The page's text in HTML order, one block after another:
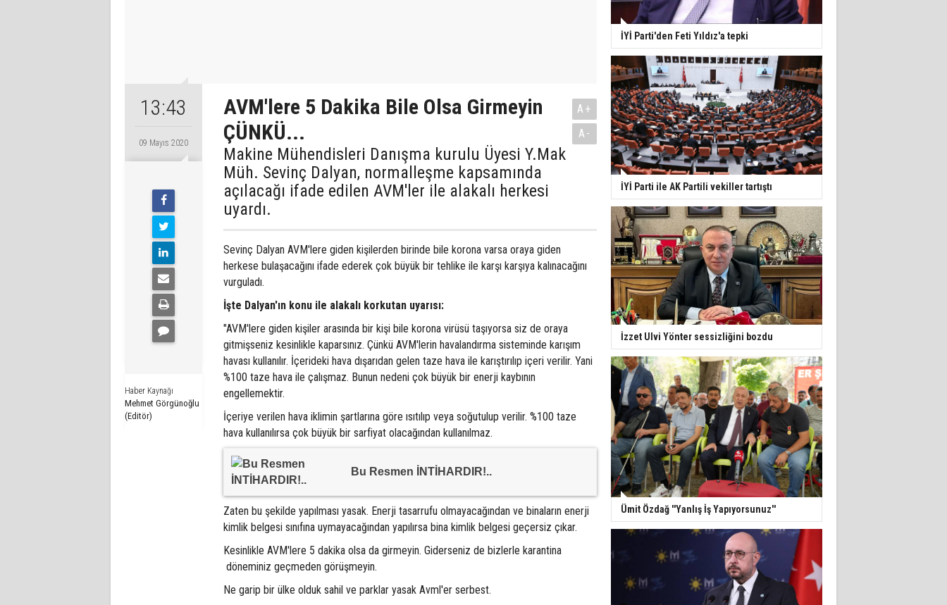
13:43
09 Mayıs 2020
Haber Kaynağı
Mehmet Görgünoğlu
(Editör)
AVM'lere 5 Dakika Bile Olsa Girmeyin
ÇÜNKÜ...
Makine Mühendisleri Danışma kurulu Üyesi Y.Mak
Müh. Sevinç Dalyan, normalleşme kapsamında
açılacağı ifade edilen AVM'ler ile alakalı herkesi
uyardı.
A+
A-
Sevinç Dalyan AVM'lere giden kişilerden birinde bile korona varsa oraya giden
herkese bulaşacağını ifade ederek çok büyük bir tehlike ile karşı karşıya kalınacağını
vurguladı.
İşte Dalyan'ın konu ile alakalı korkutan uyarısı:
"AVM'lere giden kişiler arasında bir kişi bile korona virüsü taşıyorsa siz de oraya
gitmişseniz kesinlikle kaparsınız. Çünkü AVM'lerin havalandırma sisteminde karışım
havası kullanılır. İçerideki hava dışarıdan gelen taze hava ile karıştırılıp içeri verilir. Yani
%100 taze hava ile çalışmaz. Bunun nedeni çok büyük bir enerji kaybının
engellemektir.
İçeriye verilen hava iklimin şartlarına göre ısıtılıp veya soğutulup verilir. %100 taze
hava kullanılırsa çok büyük bir sarfiyat olacağından kullanılmaz.
Bu Resmen İNTİHARDIR!..
Zaten bu şekilde yapılması yasak. Enerji tasarrufu olmayacağından ve binaların enerji
kimlik belgesi sınıfına uymayacağından yapılırsa bina kimlik belgesi geçersiz çıkar.
Kesinlikle AVM'lere 5 dakika olsa da girmeyin. Giderseniz de bizlerle karantina
döneminiz geçmeden görüşmeyin.
Ne garip bir ülke olduk sahil ve parklar yasak Avml'er serbest.
İYİ Parti'den Feti Yıldız'a tepki
İYİ Parti ile AK Partili vekiller tartıştı
İzzet Ulvi Yönter sessizliğini bozdu
Ümit Özdağ ''Yanlış İş Yapıyorsunuz''